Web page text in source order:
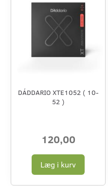
DÁDDARIO XTE1052 ( 10-
52 )
120,00
Læg i kurv